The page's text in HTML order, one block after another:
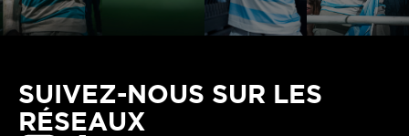
SUIVEZ-NOUS SUR LES
RÉSEAUX